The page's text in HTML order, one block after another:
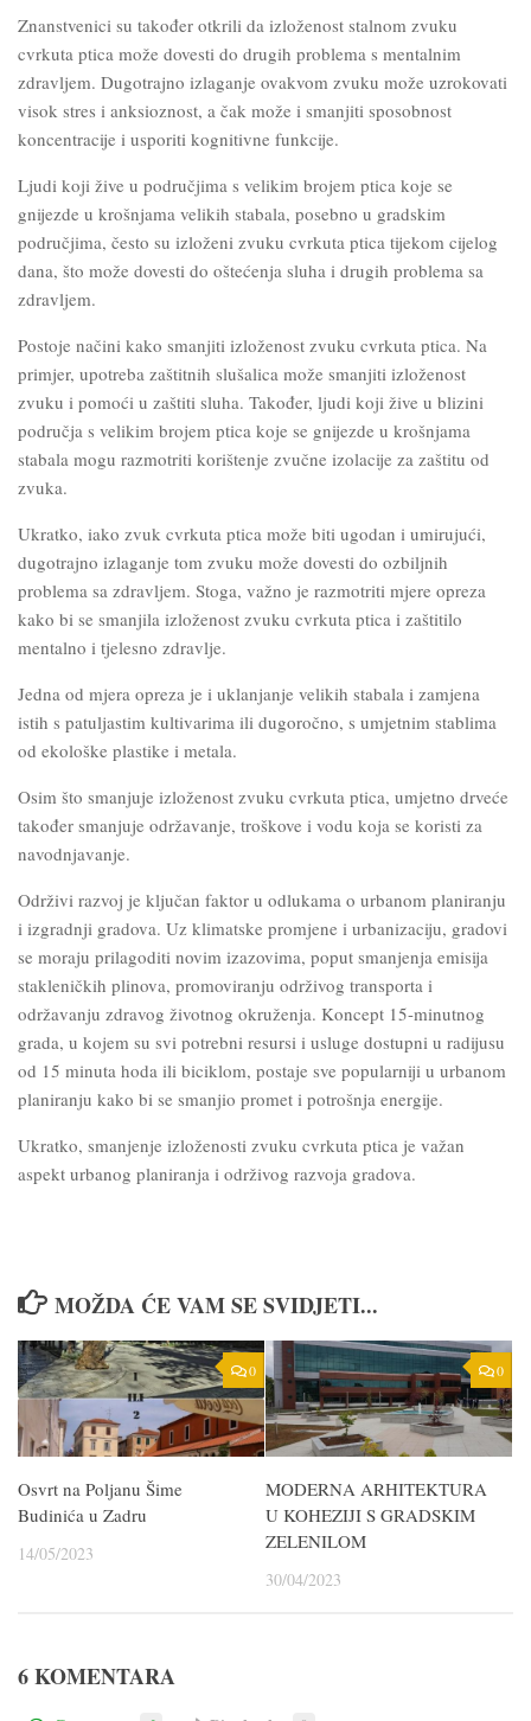
Znanstvenici su također otkrili da izloženost stalnom zvuku
cvrkuta ptica može dovesti do drugih problema s mentalnim
zdravljem. Dugotrajno izlaganje ovakvom zvuku može uzrokovati
visok stres i anksioznost, a čak može i smanjiti sposobnost
koncentracije i usporiti kognitivne funkcije.
Ljudi koji žive u područjima s velikim brojem ptica koje se
gnijezde u krošnjama velikih stabala, posebno u gradskim
područjima, često su izloženi zvuku cvrkuta ptica tijekom cijelog
dana, što može dovesti do oštećenja sluha i drugih problema sa
zdravljem.
Postoje načini kako smanjiti izloženost zvuku cvrkuta ptica. Na
primjer, upotreba zaštitnih slušalica može smanjiti izloženost
zvuku i pomoći u zaštiti sluha. Također, ljudi koji žive u blizini
područja s velikim brojem ptica koje se gnijezde u krošnjama
stabala mogu razmotriti korištenje zvučne izolacije za zaštitu od
zvuka.
Ukratko, iako zvuk cvrkuta ptica može biti ugodan i umirujući,
dugotrajno izlaganje tom zvuku može dovesti do ozbiljnih
problema sa zdravljem. Stoga, važno je razmotriti mjere opreza
kako bi se smanjila izloženost zvuku cvrkuta ptica i zaštitilo
mentalno i tjelesno zdravlje.
Jedna od mjera opreza je i uklanjanje velikih stabala i zamjena
istih s patuljastim kultivarima ili dugoročno, s umjetnim stablima
od ekološke plastike i metala.
Osim što smanjuje izloženost zvuku cvrkuta ptica, umjetno drveće
također smanjuje održavanje, troškove i vodu koja se koristi za
navodnjavanje.
Održivi razvoj je ključan faktor u odlukama o urbanom planiranju
i izgradnji gradova. Uz klimatske promjene i urbanizaciju, gradovi
se moraju prilagoditi novim izazovima, poput smanjenja emisija
stakleničkih plinova, promoviranju održivog transporta i
održavanju zdravog životnog okruženja. Koncept 15-minutnog
grada, u kojem su svi potrebni resursi i usluge dostupni u radijusu
od 15 minuta hoda ili biciklom, postaje sve popularniji u urbanom
planiranju kako bi se smanjio promet i potrošnja energije.
Ukratko, smanjenje izloženosti zvuku cvrkuta ptica je važan
aspekt urbanog planiranja i održivog razvoja gradova.
MOŽDA ĆE VAM SE SVIDJETI...
0
Osvrt na Poljanu Šime
Budinića u Zadru
14/05/2023
0
MODERNA ARHITEKTURA
U KOHEZIJI S GRADSKIM
ZELENILOM
30/04/2023
6 KOMENTARA